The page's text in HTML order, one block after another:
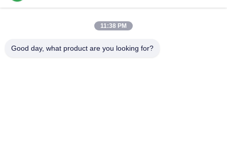
Contacto rápido
Teléfono
11:38 PM
Good day, what product are you looking for?